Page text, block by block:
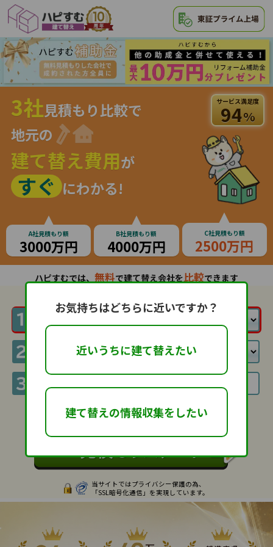
3社見積もり比較で
地元の
建て替え費用が
すぐ にわかる!
サービス満足度
94%
A社見積もり額
3000万円
B社見積もり額
4000万円
C社見積もり額
2500万円
ハピすむでは、 無料で建て替え会社を比較できます
利用規約に同意して
お気持ちはどちらに近いですか？
近いうちに建て替えたい
建て替えの情報収集をしたい
当サイトではプライバシー保護の為、
「SSL暗号化通信」を実現しています。